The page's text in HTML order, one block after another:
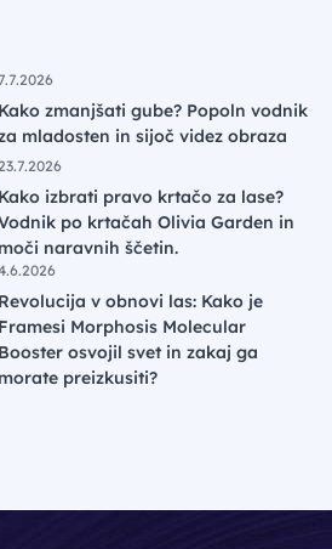
Kako zmanjšati gube? Popoln vodnik
mladosten in sijoč videz obraza
Kako izbrati pravo krtačo za lase?
po krtačah Olivia Garden in
moči naravnih ščetin.
Revolucija v obnovi las: Kako je
Framesi Morphosis Molecular
Booster osvojil svet in zakaj ga
morate preizkusiti?